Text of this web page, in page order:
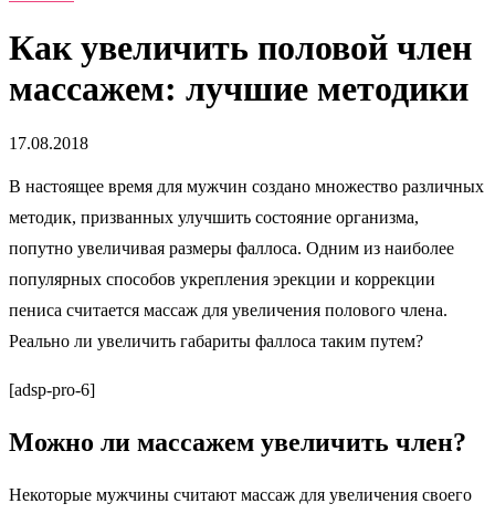
Как увеличить половой член
массажем: лучшие методики
17.08.2018
В настоящее время для мужчин создано множество различных
методик, призванных улучшить состояние организма,
попутно увеличивая размеры фаллоса. Одним из наиболее
популярных способов укрепления эрекции и коррекции
пениса считается массаж для увеличения полового члена.
Реально ли увеличить габариты фаллоса таким путем?
[adsp-pro-6]
Можно ли массажем увеличить член?
Некоторые мужчины считают массаж для увеличения своего